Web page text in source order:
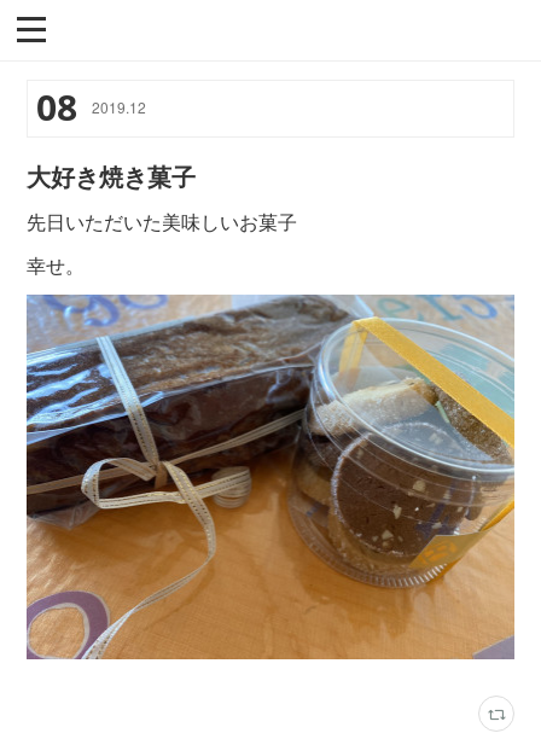
08 2019.12
大好き焼き菓子
先日いただいた美味しいお菓子
幸せ。